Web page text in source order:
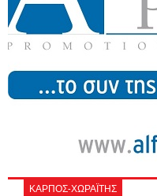
ΚΑΡΠΟΣ-ΧΩΡΑΪΤΗΣ